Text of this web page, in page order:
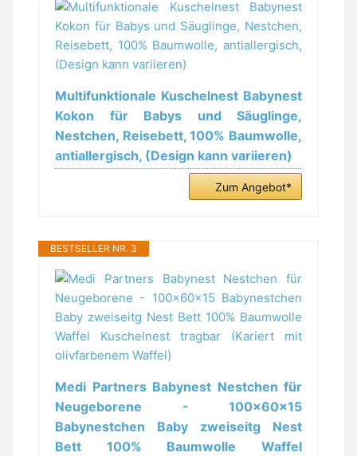
Multifunktionale Kuschelnest Babynest
Kokon für Babys und Säuglinge,
Nestchen, Reisebett, 100% Baumwolle,
antiallergisch, (Design kann variieren)
Zum Angebot*
BESTSELLER NR. 3
Medi Partners Babynest Nestchen für
Neugeborene - 100x60x15
Babynestchen Baby zweiseitg Nest
Bett 100% Baumwolle Waffel